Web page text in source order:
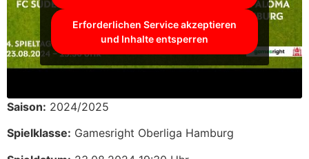
Erforderlichen Service akzeptieren
und Inhalte entsperren
Saison: 2024/2025
Spielklasse: Gamesright Oberliga Hamburg